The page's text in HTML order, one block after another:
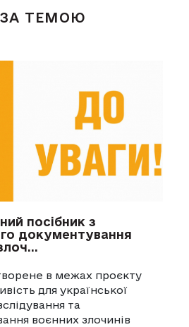
ТЕМОЮ
посібник з
документування
в межах проєкту
для української
та
воєнних злочинів